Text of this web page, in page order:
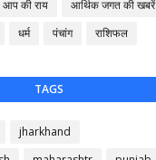
आप की राय
आर्थिक जगत की खबरें
धर्म पंचांग राशिफल
TAGS
jharkhand